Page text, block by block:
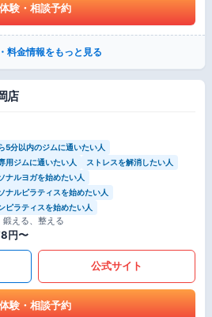
体験・相談予約
料金情報をもっと見る
店
5分以内のジムに通いたい人
用ジムに通いたい人
ストレスを解消したい人
ナルヨガを始めたい人
ナルピラティスを始めたい人
ピラティスを始めたい人
鍛える、整える
円〜
公式サイト
体験・相談予約